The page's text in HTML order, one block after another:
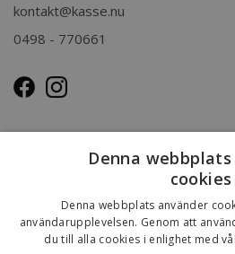
kontakt@kasse.nu
0498 - 770661
Kasse.nu drivs och ägs av Immenco
Immenco AB har sedan 1979
förpackningar, presentartiklar,
övriga sortiment finns
Denna
cookies
Denna webbplats använder
användarupplevelsen. Genom att
du till alla cookies i enlighet med